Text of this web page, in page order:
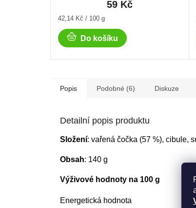
59 Kč
Měrná
42,14 Kč / 100 g
Do košíku
Popis Podobné (6) Diskuze
Detailní popis produktu
Složení: vařená čočka (57 %), cibule,
Obsah: 140 g
Výživové hodnoty na 100 g
Energetická hodnota